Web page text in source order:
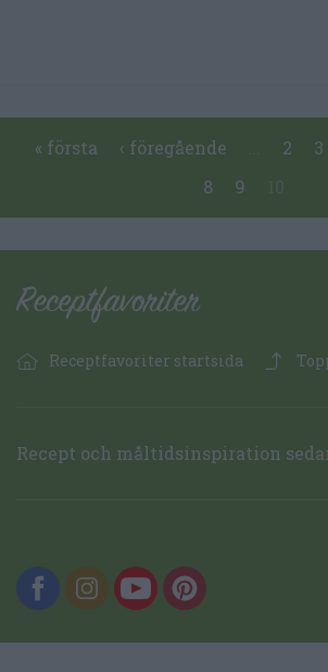
« första
‹ föregående 2 3
8
9
Receptfavoriter startsida
Recept och måltidsinspiration